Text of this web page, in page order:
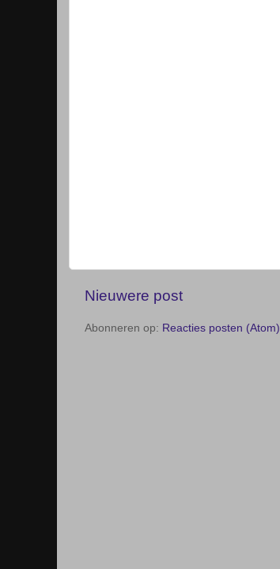
Nieuwere post
Abonneren op: Reacties posten (Atom)